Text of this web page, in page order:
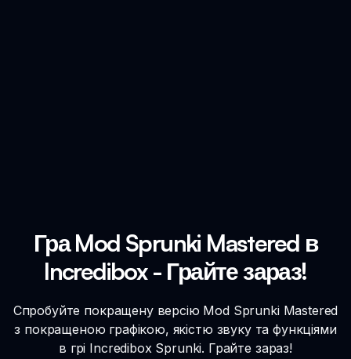
Гра Mod Sprunki Mastered в
Incredibox - Грайте зараз!
Спробуйте покращену версію Mod Sprunki Mastered
з покращеною графікою, якістю звуку та функціями
в грі Incredibox Sprunki. Грайте зараз!